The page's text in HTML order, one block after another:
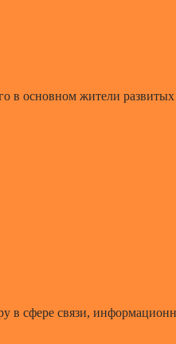
в основном жители развитых
в сфере связи,